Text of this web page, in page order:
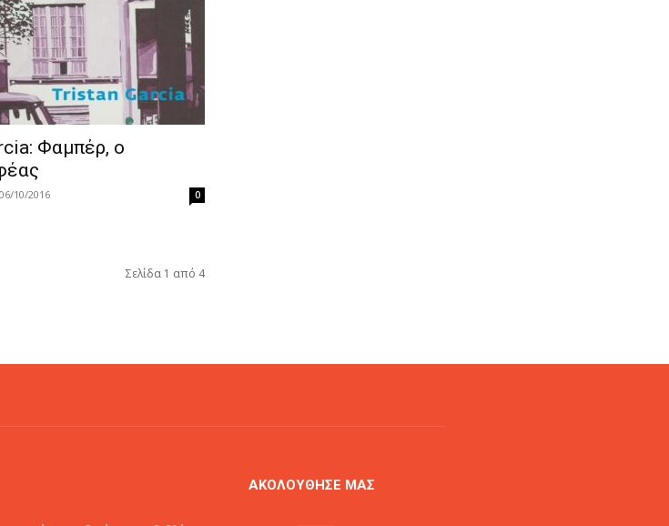
Φαμπέρ, ο
06/10/2016 0
Σελίδα 1 από 4
ΑΚΟΛΟΥΘΗΣΕ ΜΑΣ